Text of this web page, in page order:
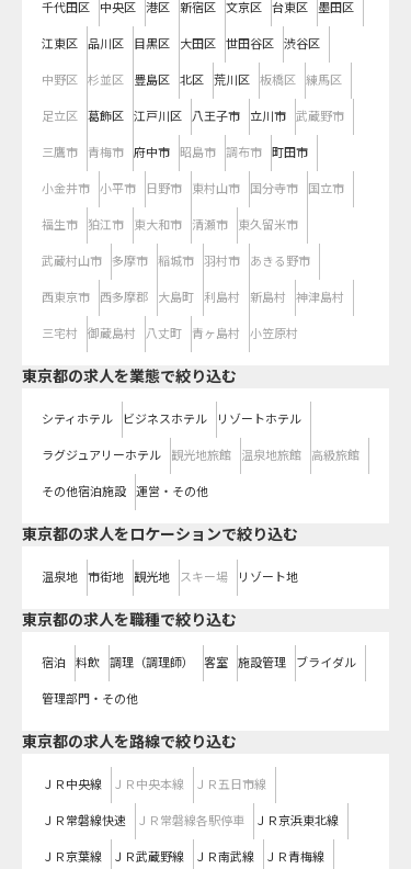
千代田区 中央区 港区 新宿区 文京区 台東区 墨田区
江東区 品川区 目黒区 大田区 世田谷区 渋谷区
中野区 杉並区 豊島区 北区 荒川区 板橋区 練馬区
足立区 葛飾区 江戸川区 八王子市 立川市 武蔵野市
三鷹市 青梅市 府中市 昭島市 調布市 町田市
小金井市 小平市 日野市 東村山市 国分寺市 国立市
福生市 狛江市 東大和市 清瀬市 東久留米市
武蔵村山市 多摩市 稲城市 羽村市 あきる野市
西東京市 西多摩郡 大島町 利島村 新島村 神津島村
三宅村 御蔵島村 八丈町 青ヶ島村 小笠原村
東京都の求人を業態で絞り込む
シティホテル ビジネスホテル リゾートホテル
ラグジュアリーホテル 観光地旅館 温泉地旅館 高級旅館
その他宿泊施設 運営・その他
東京都の求人をロケーションで絞り込む
温泉地 市街地 観光地 スキー場 リゾート地
東京都の求人を職種で絞り込む
宿泊 料飲 調理（調理師） 客室 施設管理 ブライダル
管理部門・その他
東京都の求人を路線で絞り込む
ＪＲ中央線 ＪＲ中央本線 ＪＲ五日市線
ＪＲ常磐線快速 ＪＲ常磐線各駅停車 ＪＲ京浜東北線
ＪＲ京葉線 ＪＲ武蔵野線 ＪＲ南武線 ＪＲ青梅線